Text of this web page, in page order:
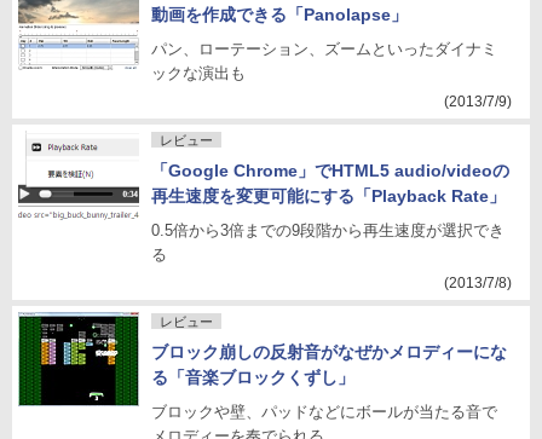
動画を作成できる「Panolapse」
パン、ローテーション、ズームといったダイナミ
ックな演出も
(2013/7/9)
レビュー
「Google Chrome」でHTML5 audio/videoの
再生速度を変更可能にする「Playback Rate」
0.5倍から3倍までの9段階から再生速度が選択でき
る
(2013/7/8)
レビュー
ブロック崩しの反射音がなぜかメロディーにな
る「音楽ブロックくずし」
ブロックや壁、パッドなどにボールが当たる音で